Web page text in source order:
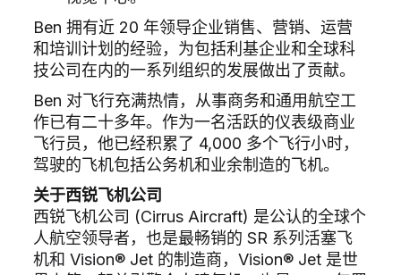
Ben 拥有近 20 年领导企业销售、营销、运营
和培训计划的经验，为包括利基企业和全球科
技公司在内的一系列组织的发展做出了贡献。
Ben 对飞行充满热情，从事商务和通用航空工
作已有二十多年。作为一名活跃的仪表级商业
飞行员，他已经积累了 4,000 多个飞行小时，
驾驶的飞机包括公务机和业余制造的飞机。
关于西锐飞机公司
西锐飞机公司 (Cirrus Aircraft) 是公认的全球个
人航空领导者，也是最畅销的 SR 系列活塞飞
机和 Vision® Jet 的制造商，Vision® Jet 是世